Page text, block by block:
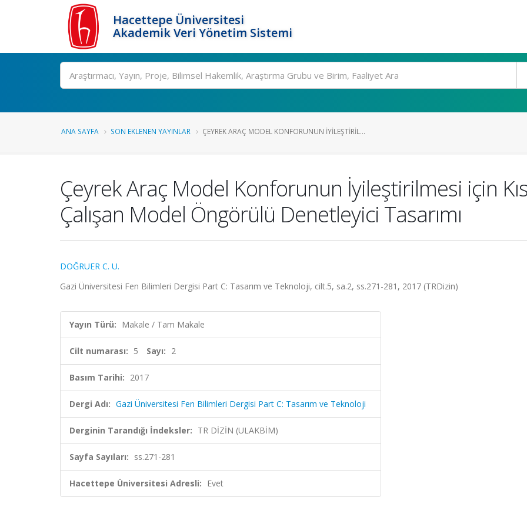
Hacettepe Üniversitesi
Akademik Veri Yönetim Sistemi
Ara
ANA SAYFA SON EKLENEN YAYINLAR ÇEYREK ARAÇ MODEL KONFORUNUN İYILEŞTIRIL...
Çeyrek Araç Model Konforunun İyileştirilmesi için
Çalışan Model Öngörülü Denetleyici Tasarımı
DOĞRUER C. U.
Gazi Üniversitesi Fen Bilimleri Dergisi Part C: Tasarım ve Teknoloji, cilt.5, sa.2, ss.271-281, 2017 (TRDizin)
Yayın Türü: Makale / Tam Makale
Cilt numarası: 5 Sayı: 2
Basım Tarihi: 2017
Dergi Adı: Gazi Üniversitesi Fen Bilimleri Dergisi Part C: Tasarım ve Teknoloji
Derginin Tarandığı İndeksler: TR DİZİN (ULAKBİM)
Sayfa Sayıları: ss.271-281
Hacettepe Üniversitesi Adresli: Evet